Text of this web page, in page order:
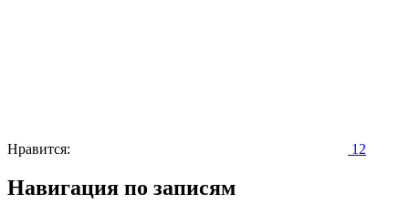
Нравится: 12
Навигация по записям